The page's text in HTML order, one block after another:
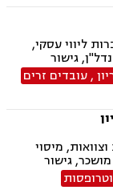
ליווי עסקי,
גישור
דיני עבודה,
מקרקעין ונדל"ן,
מכר דירה,
משפט
גישור עסקי
,עובדים זרים
מיסוי
גישור
בציבור.